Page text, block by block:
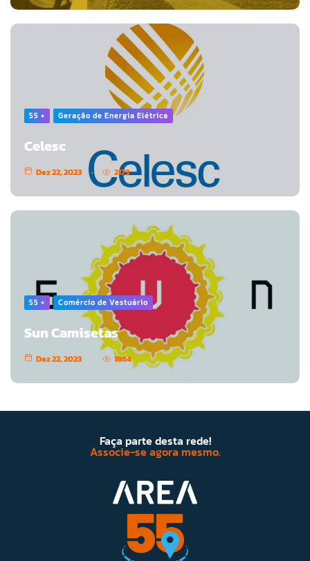
55 + Geração de Energia Elétrica
Celesc
Dez 22, 2023 2173
55 + Comércio de Vestuário
Sun Camisetas
Dez 22, 2023 1864
Faça parte desta rede!
Associe-se agora mesmo.